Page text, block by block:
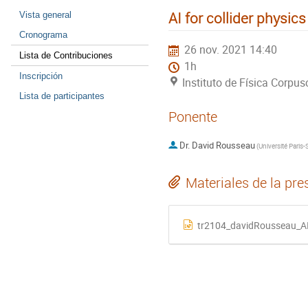
Vista general
Cronograma
Lista de Contribuciones
Inscripción
Lista de participantes
AI for collider physics
26 nov. 2021 14:40
1h
Instituto de Física
Ponente
Dr. David Rousseau(Université Paris-
Materiales de la